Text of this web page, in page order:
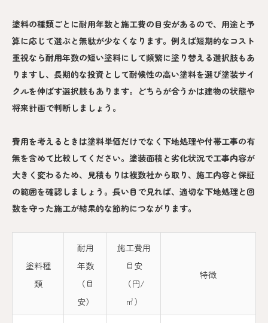
塗料の種類ごとに耐用年数と施工費の目安があるので、用途と予
算に応じて選ぶと無駄が少なくなります。例えば短期的なコスト
重視なら耐用年数の短い塗料にして頻繁に塗り替える選択肢もあ
りますし、長期的な投資として耐候性の高い塗料を選び塗装サイ
クルを伸ばす選択肢もあります。どちらが合うかは建物の状態や
将来計画で判断しましょう。
費用を考えるときは塗料単価だけでなく下地処理や付帯工事の有
無を含めて比較してください。塗装面積と劣化状況で工事内容が
大きく変わるため、見積もりは複数社から取り、施工内容と保証
の範囲を確認しましょう。長い目で見れば、適切な下地処理と回
数を守った施工が結果的な節約につながります。
塗料種
類
耐用
年数
（目
安）
施工費用
目安
（円/
㎡）
特徴